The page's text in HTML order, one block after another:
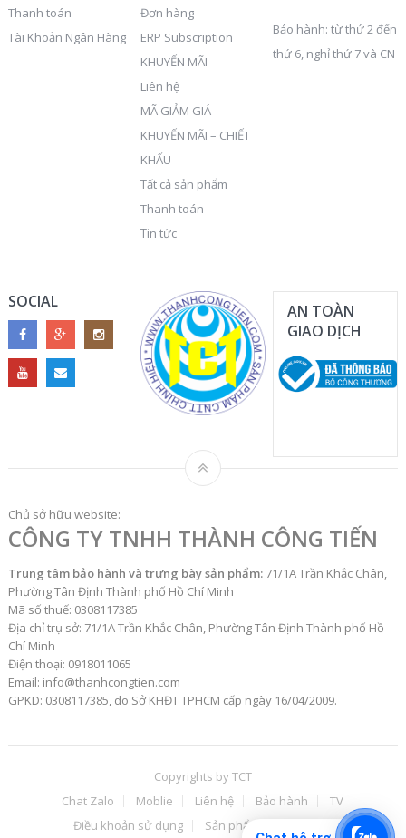
Thanh toán
Tài Khoản Ngân Hàng
Đơn hàng
ERP Subscription
KHUYẾN MÃI
Liên hệ
MÃ GIẢM GIÁ –
KHUYẾN MÃI – CHIẾT
KHẤU
Tất cả sản phẩm
Thanh toán
Tin tức
Bảo hành: từ thứ 2 đến
thứ 6, nghỉ thứ 7 và CN
SOCIAL
AN TOÀN
GIAO DỊCH
Chủ sở hữu website:
CÔNG TY TNHH THÀNH CÔNG TIẾN
Trung tâm bảo hành và trưng bày sản phẩm:71/1A Trần Khắc Chân,
Phường Tân Định Thành phố Hồ Chí Minh
Mã số thuế: 0308117385
Địa chỉ trụ sở: 71/1A Trần Khắc Chân, Phường Tân Định Thành phố Hồ
Chí Minh
Điện thoại: 0918011065
Email: info@thanhcongtien.com
GPKD: 0308117385, do Sở KHĐT TPHCM cấp ngày 16/04/2009.
Copyrights byTCT
Chat Zalo
Moblie Liên hệ Bảo hành
TV
Điều khoản sử dụng
Sản phẩm